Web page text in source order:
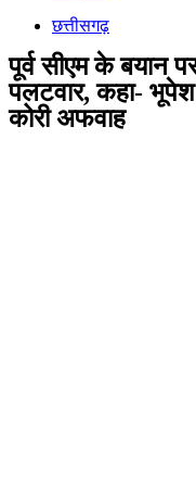
छत्तीसगढ़
पूर्व सीएम के बयान
पलटवार, कहा-
कोरी अफवाह